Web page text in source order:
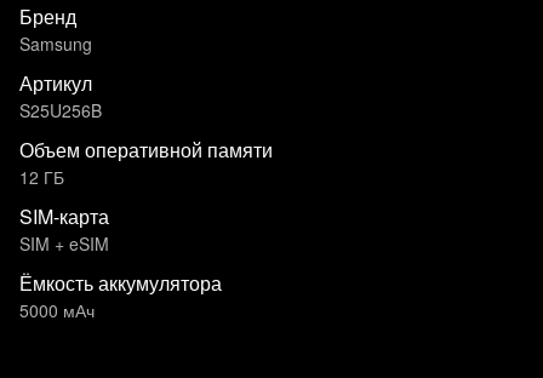
Бренд
Samsung
Артикул
S25U256B
Объем оперативной памяти
12 ГБ
SIM-карта
SIM + eSIM
Ёмкость аккумулятора
5000 мАч